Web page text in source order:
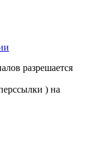
разрешается
) на